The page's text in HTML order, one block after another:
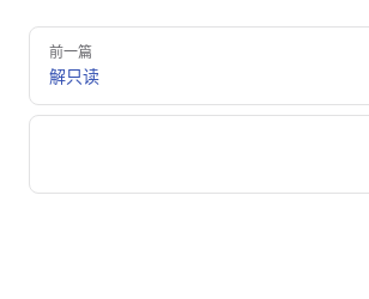
Pager
前一篇
解只读